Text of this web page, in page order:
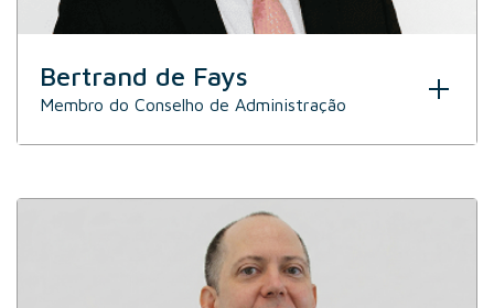
Bertrand de Fays
Membro do Conselho de Administração